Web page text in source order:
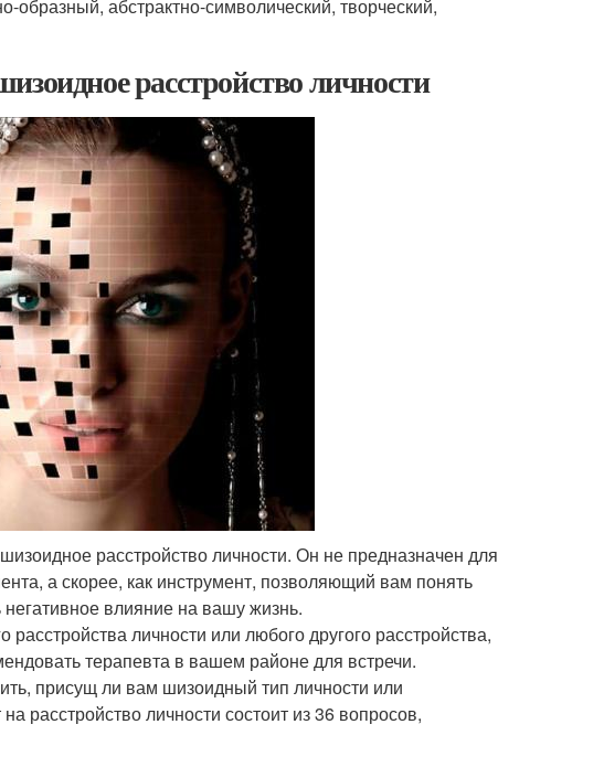
абстрактно-символический, творческий,
расстройство личности
расстройство личности. Он не предназначен для
а скорее, как инструмент, позволяющий вам понять
негативное влияние на вашу жизнь.
личности или любого другого расстройства,
терапевта в вашем районе для встречи.
присущ ли вам шизоидный тип личности или
расстройство личности состоит из 36 вопросов,